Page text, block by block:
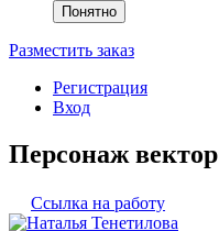
Понятно
Разместить заказ
Регистрация
Вход
Персонаж вектор
Ссылка на работу